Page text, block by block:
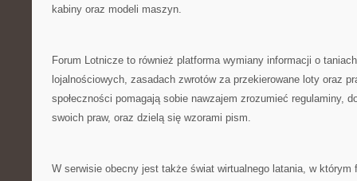
kabiny oraz modeli maszyn.
Forum Lotnicze to również platforma wymiany informacji o
lojalnościowych, zasadach zwrotów za przekierowane loty oraz
społeczności pomagają sobie nawzajem zrozumieć regulaminy,
swoich praw, oraz dzielą się wzorami pism.
W serwisie obecny jest także świat wirtualnego latania, w którym